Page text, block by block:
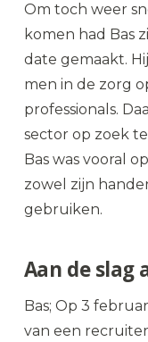
Om toch weer
komen had Bas
date gemaakt.
men in de zorg
professionals.
sector op zoek
Bas was vooral
zowel zijn
gebruiken.
Aan de slag
Bas; Op 3
van een